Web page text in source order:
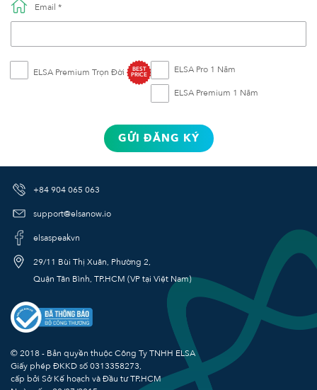
Email *
ELSA Premium Trọn Đời BEST
PRICE ELSA Pro 1 Năm
ELSA Premium 1 Năm
GỬI ĐĂNG KÝ
+84 904 065 063
support@elsanow.io
elsaspeakvn
29/11 Bùi Thị Xuân, Phường 2,
Quận Tân Bình, TP.HCM (VP tại Việt Nam)
© 2018 - Bản quyền thuộc Công Ty TNHH ELSA
Giấy phép ĐKKD số0313358273,
cấp bởi Sở Kế hoạch và Đầu tư TP.HCM